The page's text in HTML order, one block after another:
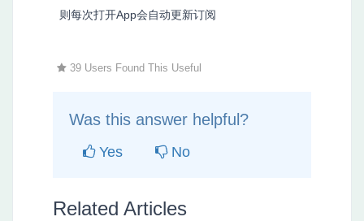
则每次打开App会自动更新订阅
39 Users Found This Useful
Was this answer helpful?
Yes No
Related Articles